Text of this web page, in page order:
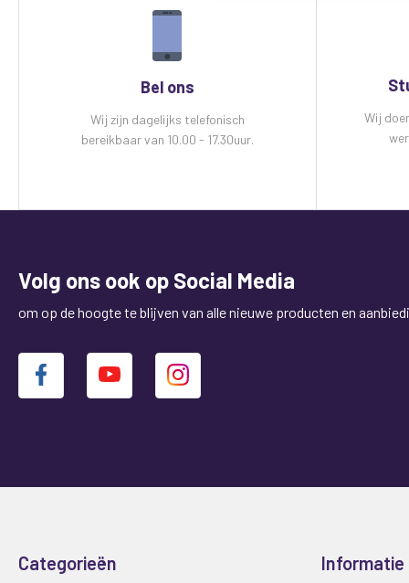
Bel ons
Wij zijn dagelijks telefonisch
bereikbaar van 10.00 - 17.30uur.
Wij
Volg ons ook op Social Media
om op de hoogte te blijven van alle nieuwe producten en
Categorieën Informatie